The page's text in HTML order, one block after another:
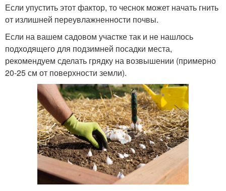
Если упустить этот фактор, то чеснок может начать гнить
от излишней переувлажненности почвы.
Если на вашем садовом участке так и не нашлось
подходящего для подзимней посадки места,
рекомендуем сделать грядку на возвышении (примерно
20-25 см от поверхности земли).